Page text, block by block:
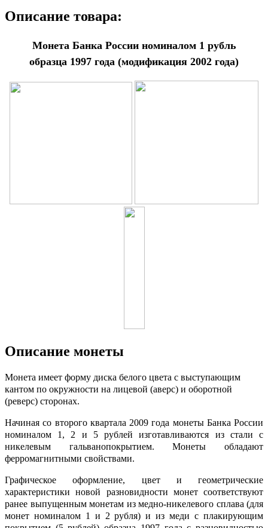
Описание товара:
Монета Банка России номиналом 1 рубль
образца 1997 года (модификация 2002 года)
Описание монеты
Монета имеет форму диска белого цвета с выступающим
кантом по окружности на лицевой (аверс) и оборотной
(реверс) сторонах.
Начиная со второго квартала 2009 года монеты Банка России
номиналом 1, 2 и 5 рублей изготавливаются из стали с
никелевым гальванопокрытием. Монеты обладают
ферромагнитными свойствами.
Графическое оформление, цвет и геометрические
характеристики новой разновидности монет соответствуют
ранее выпущенным монетам из медно-никелевого сплава (для
монет номиналом 1 и 2 рубля) и из меди с плакирующим